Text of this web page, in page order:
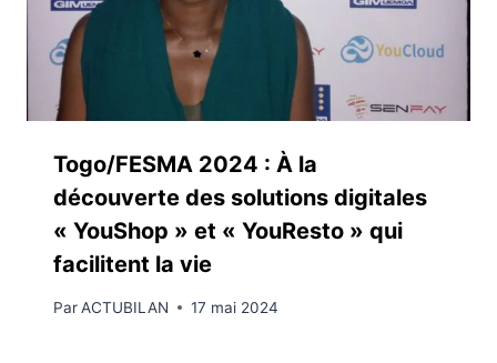
Togo/FESMA 2024 : À la
découverte des solutions digitales
« YouShop » et « YouResto » qui
facilitent la vie
ParACTUBILAN 17 mai 2024